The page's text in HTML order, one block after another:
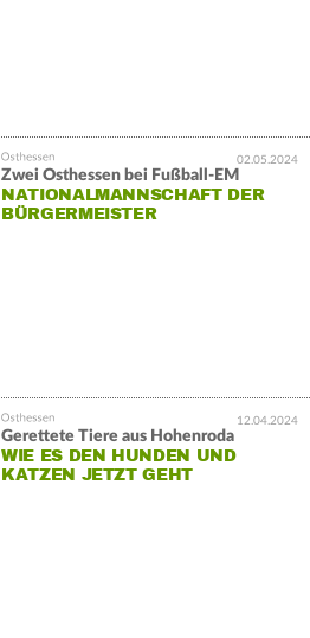
02.05.2024
Zwei Osthessen bei Fußball-EM
NATIONALMANNSCHAFT DER
BÜRGERMEISTER
12.04.2024
Gerettete Tiere aus Hohenroda
WIE ES DEN HUNDEN UND
KATZEN JETZT GEHT